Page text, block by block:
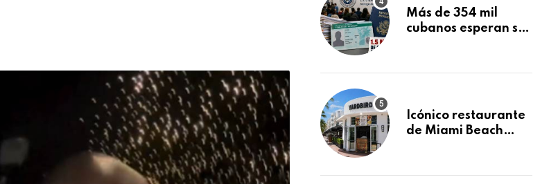
Más de 354 mil
cubanos esperan su
acumula 1.5 millones
Icónico restaurante
de Miami Beach
después de 15 años